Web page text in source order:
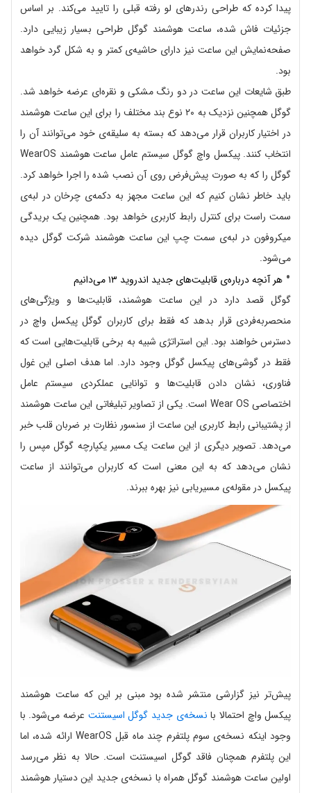
پیدا کرده که طراحی رندرهای لو رفته قبلی را تایید می‌کند. بر اساس
جزئیات فاش شده، ساعت هوشمند گوگل طراحی بسیار زیبایی دارد.
صفحه‌نمایش این ساعت‌ نیز دارای حاشیه‌ی کمتر و به شکل گرد خواهد
بود.
طبق شایعات این ساعت در دو رنگ مشکی و نقره‌ای عرضه خواهد شد.
گوگل همچنین نزدیک به ۲۰ نوع بند مختلف را برای این ساعت هوشمند
در اختیار کاربران قرار می‌دهد که بسته به سلیقه‌ی خود می‌توانند آن را
انتخاب کنند. پیکسل واچ گوگل سیستم عامل ساعت هوشمند WearOS
گوگل را که به صورت پیش‌فرض روی آن نصب شده را اجرا خواهد کرد.
باید خاطر نشان کنیم که این ساعت مجهز به دکمه‌ی چرخان در لبه‌ی
سمت راست برای کنترل رابط کاربری خواهد بود. همچنین یک بریدگی
میکروفون در لبه‌ی سمت چپ این ساعت هوشمند شرکت گوگل دیده
می‌شود.
هر آنچه درباره‌ی قابلیت‌های جدید اندروید ۱۳ می‌دانیم
گوگل قصد دارد در این ساعت هوشمند، قابلیت‌ها و ویژگی‌های
منحصر‌به‌فردی قرار بدهد که فقط برای کاربران گوگل پیکسل واچ در
دسترس خواهند بود. این استراتژی شبیه به برخی قابلیت‌هایی است که
فقط در گوشی‌های پیکسل گوگل وجود دارد. اما هدف اصلی این غول
فناوری، نشان دادن قابلیت‌ها و توانایی عملکردی سیستم عامل
اختصاصی Wear OS است. یکی از تصاویر تبلیغاتی این ساعت هوشمند
از پشتیبانی رابط کاربری این ساعت از سنسور نظارت بر ضربان قلب خبر
می‌دهد. تصویر دیگری از این ساعت یک مسیر یکپارچه گوگل مپس را
نشان می‌دهد که به این معنی است که کاربران می‌توانند از ساعت
پیکسل در مقوله‌ی مسیریابی نیز بهره ببرند.
پیش‌تر نیز گزارشی منتشر شده بود مبنی بر این که ساعت هوشمند
پیکسل واچ احتمالا با نسخه‌ی جدید گوگل اسیستنت عرضه می‌شود. با
وجود اینکه نسخه‌ی سوم پلتفرم چند ماه قبل WearOS ارائه شده، اما
این پلتفرم همچنان فاقد گوگل اسیستنت است. حالا به نظر می‌رسد
اولین ساعت هوشمند گوگل همراه با نسخه‌ی جدید این دستیار هوشمند